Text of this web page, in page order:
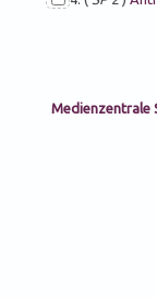
Medienzentrale